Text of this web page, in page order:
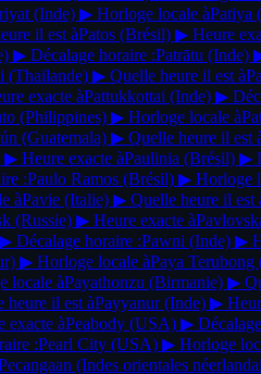
(Inde) ▶ Horloge locale àPatiya
il est àPatos (Brésil) ▶ Heure
▶ Décalage horaire :Patrātu (Inde)
(Thaïlande) ▶ Quelle heure il est à
exacte àPattukkottai (Inde) ▶
(Philippines) ▶ Horloge locale à
(Guatemala) ▶ Quelle heure il est
▶ Heure exacte àPaulinia (Brésil) ▶
:Paulo Ramos (Brésil) ▶ Horloge
àPavie (Italie) ▶ Quelle heure il est
(Russie) ▶ Heure exacte à
▶ Décalage horaire :Pawni (Inde) ▶
▶ Horloge locale àPaya Terubong
locale àPayathonzu (Birmanie) ▶
heure il est àPayyanur(Inde) ▶
exacte àPeabody (USA) ▶
:Pearl City (USA) ▶ Horloge
(Indes orientales